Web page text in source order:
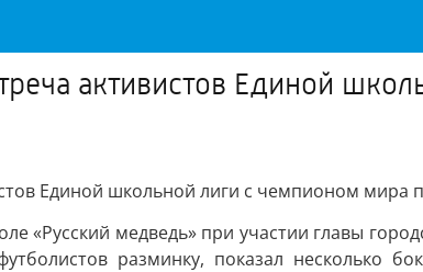
активистов Единой
Единой школьной лиги с чемпионом
«Русский медведь» при участии главы
разминку, показал несколько